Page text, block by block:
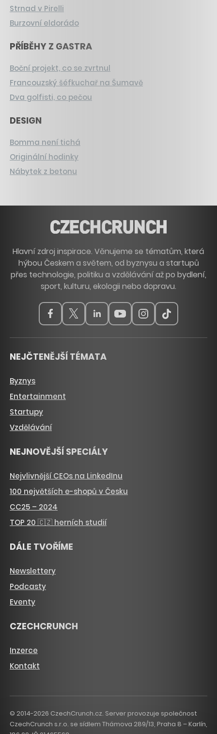
Strnad v Pirelli
Burzovní eldorádo
PŘÍBĚHY Z GASTRA
Boční projekt, co se zvrtnul
Francouzský šéfkuchař na Šumavě
Dva golfisti, co pečou
DESIGN
Bomma není tichá
Originální hodinky
Nábytek z betonu
Hlavní zdroj inspirace. Věnujeme se tématům, která
hýbou Českem a světem, od byznysu a startupů
přes technologie, politiku a vzdělávání až po bydlení,
sport, kulturu, ekologii nebo dopravu.
NEJČTENĚJŠÍ TÉMATA
Byznys
Entertainment
Startupy
Vzdělávání
NEJNOVĚJŠÍ SPECIÁLY
Nejvlivnější CEOs na LinkedInu
100 největších e-shopů v Česku
CC25 – 2024
TOP 20 🇨🇿 herních studií
DÁLE TVOŘÍME
Newslettery
Podcasty
Eventy
CZECHCRUNCH
Inzerce
Kontakt
© 2014-2026 CzechCrunch.cz. Server provozuje společnost
CzechCrunch s.r.o. se sídlem Thámova 289/13, Praha 8 – Karlín,